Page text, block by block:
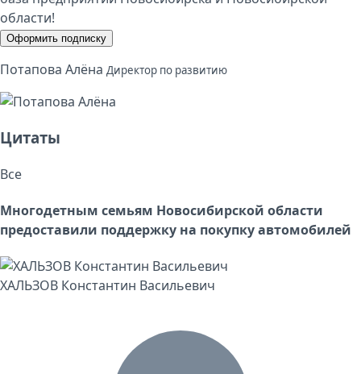
области!
Оформить подписку
Потапова Алёна Директор по развитию
Цитаты
Все
Многодетным семьям Новосибирской области
предоставили поддержку на покупку автомобилей
ХАЛЬЗОВ Константин Васильевич